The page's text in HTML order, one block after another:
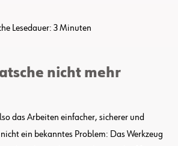
Lesedauer: 3Minuten
nicht mehr
das Arbeiten einfacher, sicherer und
ein bekanntes Problem: Das Werkzeug